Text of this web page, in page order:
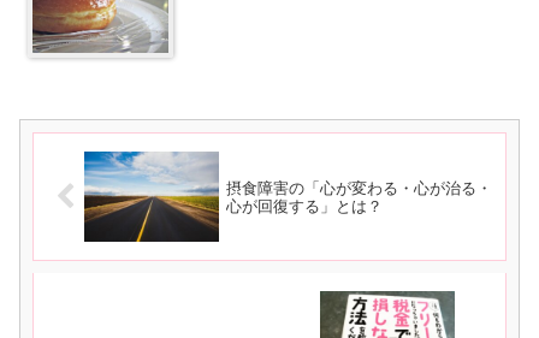
摂食障害の「心が変わる・心が治る・
心が回復する」とは？